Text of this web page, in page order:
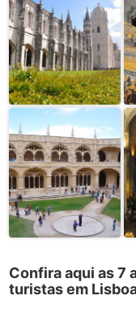
Confira aqui as 7
turistas em